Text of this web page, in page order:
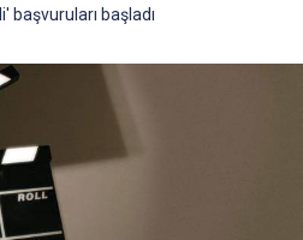
başvuruları başladı